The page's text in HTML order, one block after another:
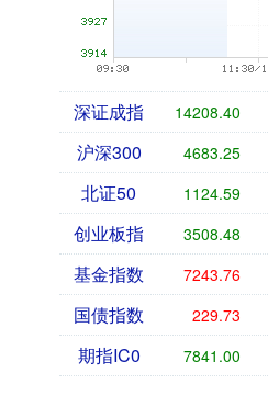
深证成指 14208.40
沪深300 4683.25
北证50 1124.59
创业板指 3508.48
基金指数 7243.76
国债指数 229.73
期指IC0 7841.00